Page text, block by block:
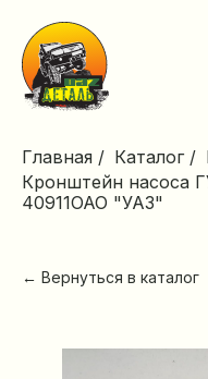
Главная / Каталог /
Кронштейн насоса
40911ОАО "УАЗ"
← Вернуться в каталог